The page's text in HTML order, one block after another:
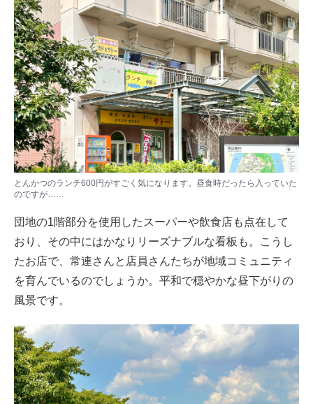
とんかつのランチ600円がすごく気になります。昼食時だったら入っていた
のですが……
団地の1階部分を使用したスーパーや飲食店も点在して
おり、その中にはかなりリーズナブルな看板も。こうし
たお店で、常連さんと店員さんたちが地域コミュニティ
を育んでいるのでしょうか。平和で穏やかな昼下がりの
風景です。